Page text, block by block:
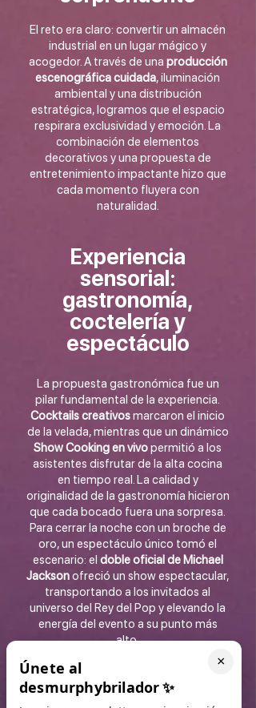
×
Únete al
desmurphybrilador✨
El reto era claro: convertir un almacén
industrial en un lugar mágico y
acogedor. A través de una producción
escenográfica cuidada, iluminación
ambiental y una distribución
estratégica, logramos que el espacio
respirara exclusividad y emoción. La
combinación de elementos
decorativos y una propuesta de
entretenimiento impactante hizo que
cada momento fluyera con
naturalidad.
Experiencia
sensorial:
gastronomía,
coctelería y
espectáculo
La propuesta gastronómica fue un
pilar fundamental de la experiencia.
Cocktails creativosmarcaron el inicio
de la velada, mientras que un dinámico
Show Cooking en vivopermitió a los
asistentes disfrutar de la alta cocina
en tiempo real. La calidad y
originalidad de la gastronomía hicieron
que cada bocado fuera una sorpresa.
Para cerrar la noche con un broche de
oro, un espectáculo único tomó el
escenario: el doble oficial de Michael
Jacksonofreció un show espectacular,
transportando a los invitados al
universo del Rey del Pop y elevando la
energía del evento a su punto más
alto.
Cifras de una velada
inolvidable